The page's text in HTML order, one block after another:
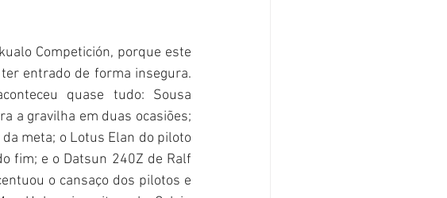
Competición, porque este
entrado de forma insegura.
quase tudo: Sousa
a gravilha em duas ocasiões;
meta; o Lotus Elan do piloto
fim; e o Datsun 240Z de Ralf
o cansaço dos pilotos e